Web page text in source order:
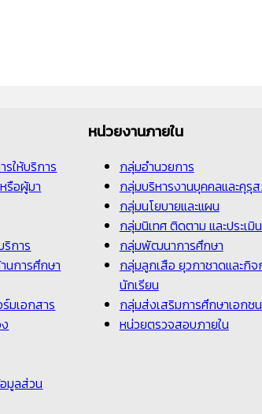
ให้บริการ
รือผู้มา
การ
นการศึกษา
มเอกสาร
มูลส่วน
หน่วยงานภายใน
กลุ่มอำนวยการ
กลุ่มบริหารงานบุคคลและคุรุ
กลุ่มนโยบายและแผน
กลุ่มนิเทศ ติดตาม และประเมิ
กลุ่มพัฒนาการศึกษา
กลุ่มลูกเสือ ยุวกาชาดและกิจ
นักเรียน
กลุ่มส่งเสริมการศึกษาเอกชน
หน่วยตรวจสอบภายใน